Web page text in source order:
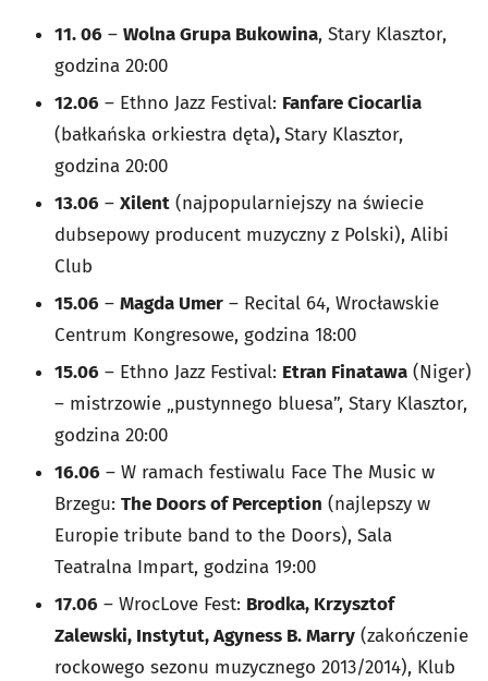
11. 06 – Wolna Grupa Bukowina, Stary Klasztor,
godzina 20:00
12.06 – Ethno Jazz Festival: Fanfare Ciocarlia
(bałkańska orkiestra dęta),Stary Klasztor,
godzina 20:00
13.06 – Xilent (najpopularniejszy na świecie
dubsepowy producent muzyczny z Polski), Alibi
Club
15.06 – Magda Umer – Recital 64, Wrocławskie
Centrum Kongresowe, godzina 18:00
15.06 – Ethno Jazz Festival: Etran Finatawa (Niger)
– mistrzowie „pustynnego bluesa”, Stary Klasztor,
godzina 20:00
16.06 – W ramach festiwalu Face The Music w
Brzegu: The Doors of Perception (najlepszy w
Europie tribute band to the Doors), Sala
Teatralna Impart, godzina 19:00
17.06 – WrocLove Fest: Brodka, Krzysztof
Zalewski, Instytut, Agyness B. Marry (zakończenie
rockowego sezonu muzycznego 2013/2014), Klub